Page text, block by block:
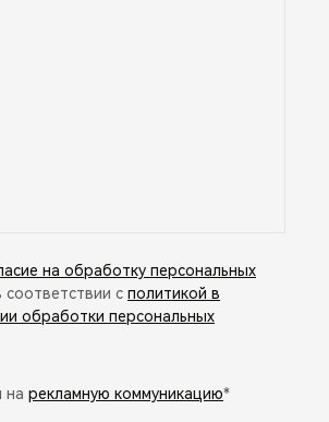
на обработку персональных
соответствии с политикой в
обработки персональных
на рекламную коммуникацию*